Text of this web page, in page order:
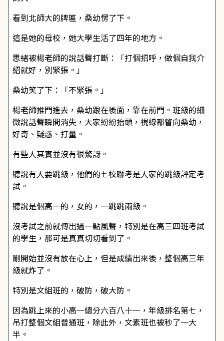
看到北師大的牌匾，桑幼愣了下。
這是她的母校，她大學生活了四年的地方。
思緒被楊老師的說話聲打斷：「打個招呼，做個自我介
紹就好，別緊張。」
桑幼笑了下：「不緊張。」
楊老師推門進去，桑幼跟在後面，靠在前門。班級的細
微說話聲瞬間消失，大家紛紛抬頭，視線都瞥向桑幼，
好奇、疑惑、打量。
有些人其實並沒有很驚訝。
聽說有人要跳級，他們的七校聯考是人家的跳級評定考
試。
聽說是個高一的，女的，一跳跳兩級。
沒考試之前就傳出過一點風聲，特別是在高三四班考試
的學生，那可是真真切切看到了。
剛開始並沒有放在心上，但是成績出來後，整個高三年
級就炸了。
特別是文組班的，破防，破大防。
因為跳上來的小高一總分六百八十一，年級排名第七，
吊打整個文組普通班，除此外，文素班也被秒了一大
半。